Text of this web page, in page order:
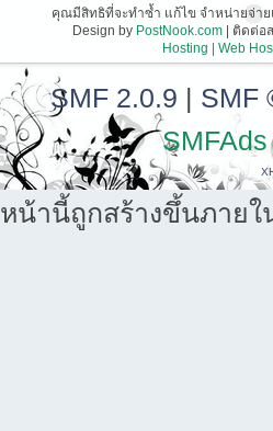
คุณมีสิทธิที่จะทำซ้ำ แก้ไข จำหน่ายจ่า
Design by PostNook.com| ติดต่อส
Hosting | Web
SMF 2.0.9 | SMF
SMFAds
หน้านี้ถูกสร้างขึ้นภายใ